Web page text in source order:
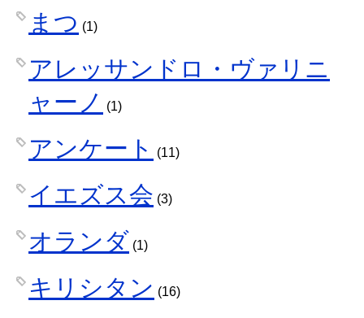
まつ (1)
アレッサンドロ・ヴァリニ
ャーノ
(1)
アンケート (11)
イエズス会 (3)
オランダ (1)
キリシタン (16)